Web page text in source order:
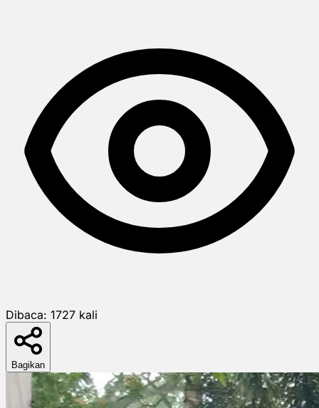
Dibaca: 1727 kali
Bagikan